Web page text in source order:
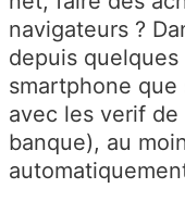
navigateurs ?
depuis
smartphone
avec les verif de
banque), au